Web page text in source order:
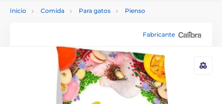
Inicio Comida Para gatos Pienso
Fabricante